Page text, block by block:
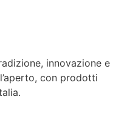
èinnovazione e
con prodotti